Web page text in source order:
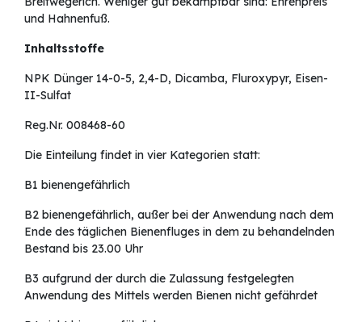
und Hahnenfuß.
Inhaltsstoffe
NPK Dünger 14-0-5, 2,4-D, Dicamba, Fluroxypyr, Eisen-
II-Sulfat
Reg.Nr. 008468-60
Die Einteilung findet in vier Kategorien statt:
B1 bienengefährlich
B2 bienengefährlich, außer bei der Anwendung nach dem
Ende des täglichen Bienenfluges in dem zu behandelnden
Bestand bis 23.00 Uhr
B3 aufgrund der durch die Zulassung festgelegten
Anwendung des Mittels werden Bienen nicht gefährdet